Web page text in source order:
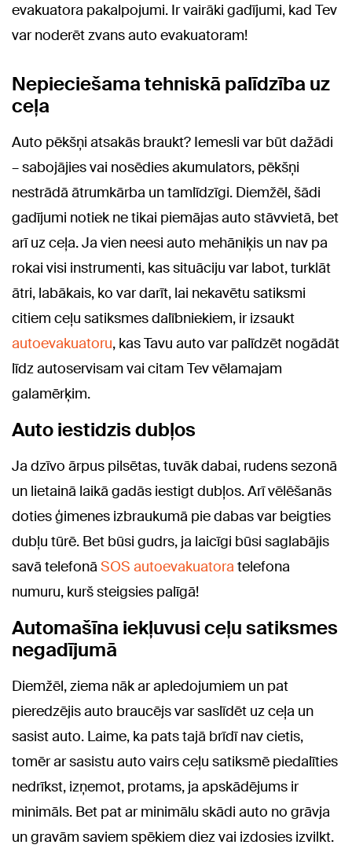
evakuatora pakalpojumi. Ir vairāki gadījumi, kad Tev
var noderēt zvans auto evakuatoram!
Nepieciešama tehniskā palīdzība uz
ceļa
Auto pēkšņi atsakās braukt? Iemesli var būt dažādi
– sabojājies vai nosēdies akumulators, pēkšņi
nestrādā ātrumkārba un tamlīdzīgi. Diemžēl, šādi
gadījumi notiek ne tikai piemājas auto stāvvietā, bet
arī uz ceļa. Ja vien neesi auto mehāniķis un nav pa
rokai visi instrumenti, kas situāciju var labot, turklāt
ātri, labākais, ko var darīt, lai nekavētu satiksmi
citiem ceļu satiksmes dalībniekiem, ir izsaukt
autoevakuatoru, kas Tavu auto var palīdzēt nogādāt
līdz autoservisam vai citam Tev vēlamajam
galamērķim.
Auto iestidzis dubļos
Ja dzīvo ārpus pilsētas, tuvāk dabai, rudens sezonā
un lietainā laikā gadās iestigt dubļos. Arī vēlēšanās
doties ģimenes izbraukumā pie dabas var beigties
dubļu tūrē. Bet būsi gudrs, ja laicīgi būsi saglabājis
savā telefonā SOS autoevakuatora telefona
numuru, kurš steigsies palīgā!
Automašīna iekļuvusi ceļu satiksmes
negadījumā
Diemžēl, ziema nāk ar apledojumiem un pat
pieredzējis auto braucējs var saslīdēt uz ceļa un
sasist auto. Laime, ka pats tajā brīdī nav cietis,
tomēr ar sasistu auto vairs ceļu satiksmē piedalīties
nedrīkst, izņemot, protams, ja apskādējums ir
minimāls. Bet pat ar minimālu skādi auto no grāvja
un gravām saviem spēkiem diez vai izdosies izvilkt.